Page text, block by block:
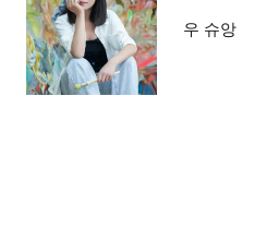
우 슈앙